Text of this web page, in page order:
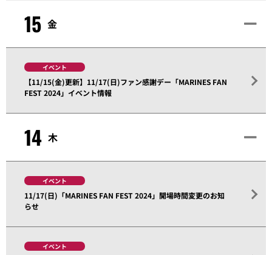
15 金
イベント
【11/15(金)更新】11/17(日)ファン感謝デー「MARINES FAN
FEST 2024」イベント情報
14 木
イベント
11/17(日)「MARINES FAN FEST 2024」開場時間変更のお知
らせ
イベント